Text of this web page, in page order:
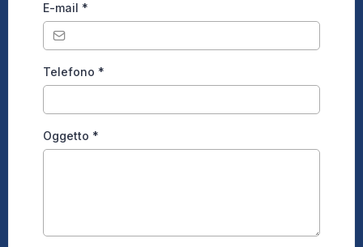
E-mail *
Telefono *
Oggetto *